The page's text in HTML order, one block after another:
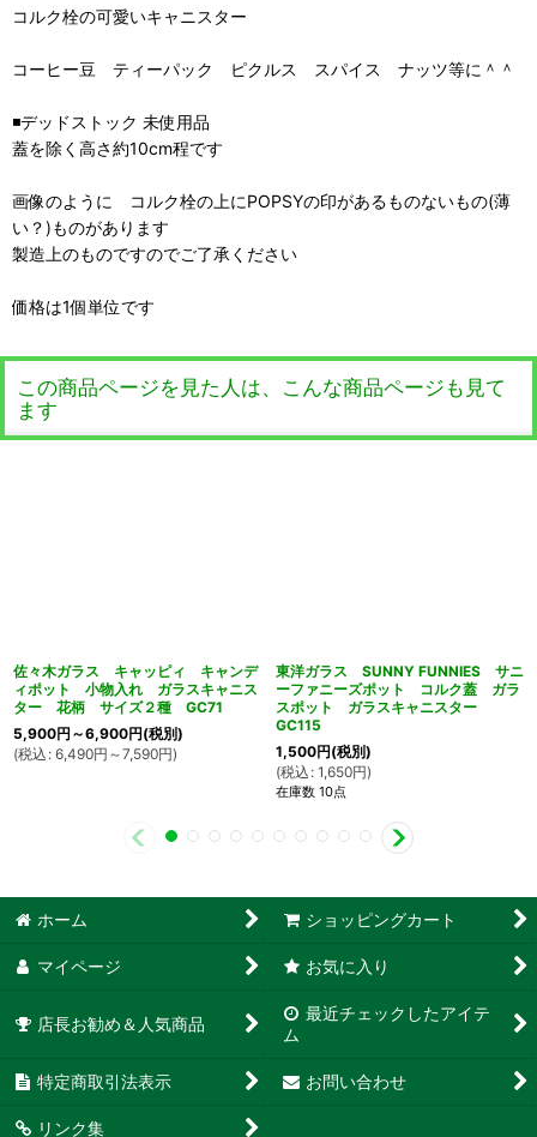
コルク栓の可愛いキャニスター
コーヒー豆 ティーパック ピクルス スパイス ナッツ等に＾＾
◾️デッドストック 未使用品
蓋を除く高さ約10cm程です
画像のように コルク栓の上にPOPSYの印があるものないもの(薄
い？)ものがあります
製造上のものですのでご了承ください
価格は1個単位です
この商品ページを見た人は、こんな商品ページも見て
ます
佐々木ガラス キャッピィ キャンデ
ィポット 小物入れ ガラスキャニス
ター 花柄 サイズ２種 GC71
5,900円 ～6,900円(税別)
(税込 : 6,490円 ～7,590円)
東洋ガラス SUNNY FUNNIES サニ
ーファニーズポット コルク蓋 ガラ
スポット ガラスキャニスター
GC115
1,500円(税別)
(税込 : 1,650円)
在庫数 10点
ホーム ショッピングカート
マイページ お気に入り
店長お勧め＆人気商品
最近チェックしたアイテ
ム
特定商取引法表示 お問い合わせ
リンク集